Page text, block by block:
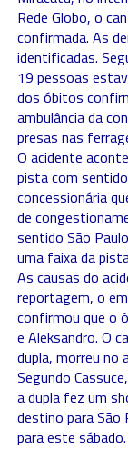
Rede Globo, o
confirmada. As
identificadas.
19 pessoas
dos óbitos
ambulância da
presas nas
O acidente
pista com
concessionária
de
sentido São
uma faixa da
As causas do
reportagem, o
confirmou que o
e Aleksandro. O
dupla, morreu no
Segundo
a dupla fez um
destino para São
para este sábado.